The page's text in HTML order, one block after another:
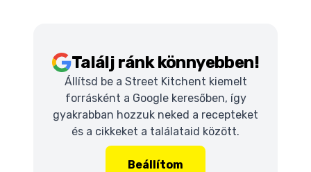
Találj ránk könnyebben!
Állítsd be a Street Kitchent kiemelt
forrásként a Google keresőben, így
gyakrabban hozzuk neked a recepteket
és a cikkeket a találataid között.
Beállítom